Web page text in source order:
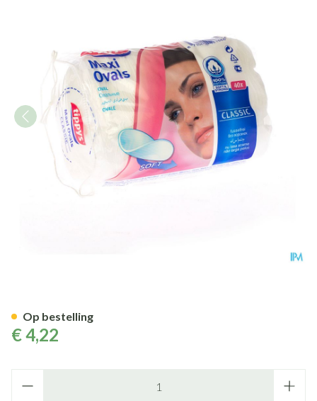
€ 4,22
Op bestelling